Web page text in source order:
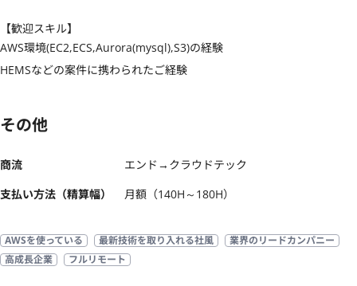
【歓迎スキル】
AWS環境(EC2,ECS,Aurora(mysql),S3)の経験
HEMSなどの案件に携わられたご経験
その他
商流
エンド→クラウドテック
支払い方法（精算幅）
月額（140H～180H）
AWSを使っている 最新技術を取り入れる社風
業界のリードカンパニー
高成長企業
フルリモート